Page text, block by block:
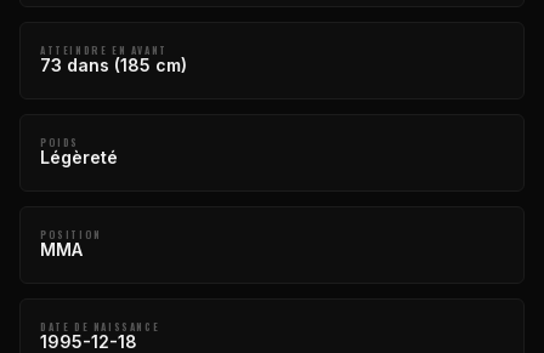
ATTEINDRE EN AVANT
73 dans (185 cm)
POIDS
Légèreté
POSITION
MMA
DATE DE NAISSANCE
1995-12-18